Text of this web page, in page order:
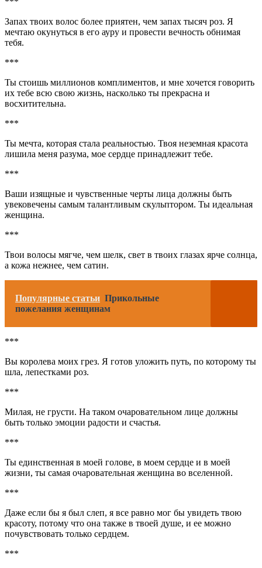
Запах твоих волос более приятен, чем запах тысяч роз. Я
мечтаю окунуться в его ауру и провести вечность обнимая
тебя.
***
Ты стоишь миллионов комплиментов, и мне хочется говорить
их тебе всю свою жизнь, насколько ты прекрасна и
восхитительна.
***
Ты мечта, которая стала реальностью. Твоя неземная красота
лишила меня разума, мое сердце принадлежит тебе.
***
Ваши изящные и чувственные черты лица должны быть
увековечены самым талантливым скульптором. Ты идеальная
женщина.
***
Твои волосы мягче, чем шелк, свет в твоих глазах ярче солнца,
а кожа нежнее, чем сатин.
Популярные статьи Прикольные
пожелания женщинам
***
Вы королева моих грез. Я готов уложить путь, по которому ты
шла, лепестками роз.
***
Милая, не грусти. На таком очаровательном лице должны
быть только эмоции радости и счастья.
***
Ты единственная в моей голове, в моем сердце и в моей
жизни, ты самая очаровательная женщина во вселенной.
***
Даже если бы я был слеп, я все равно мог бы увидеть твою
красоту, потому что она также в твоей душе, и ее можно
почувствовать только сердцем.
***